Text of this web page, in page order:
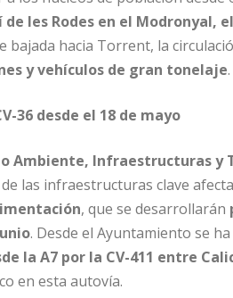
les Rodes en el Modronyal,
bajada hacia Torrent, la
y vehículos de gran tonelaje.
36 desde el 18 de mayo
Ambiente, Infraestructuras y
las infraestructuras clave
, que se desarrollarán
. Desde el Ayuntamiento se
la A7 por la CV-411 entre
en esta autovía.